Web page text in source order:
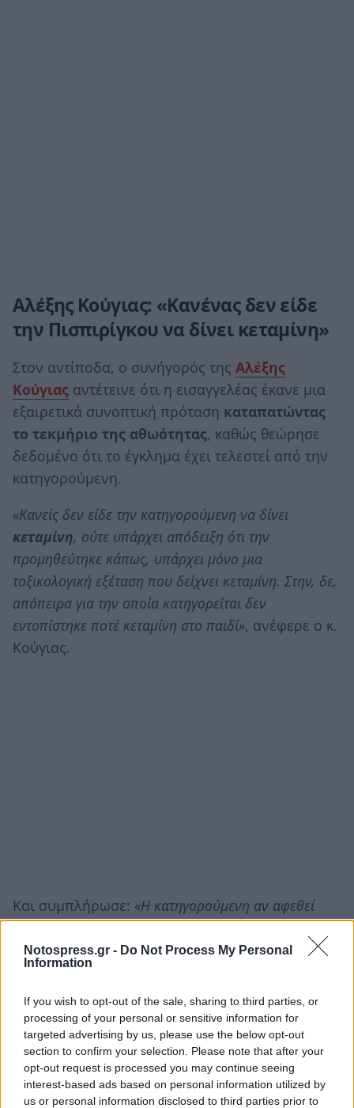
Notospress.gr - Do Not Process My Personal
Information
If you wish to opt-out of the sale, sharing to third parties, or
processing of your personal or sensitive information for
targeted advertising by us, please use the below opt-out
section to confirm your selection. Please note that after your
opt-out request is processed you may continue seeing
interest-based ads based on personal information utilized by
us or personal information disclosed to third parties prior to
Αλέξης Κούγιας: «Κανένας δεν είδε
την Πισπιρίγκου να δίνει κεταμίνη»
Στον αντίποδα, ο συνήγορός της Αλέξης
Κούγιας αντέτεινε ότι η εισαγγελέας έκανε μια
εξαιρετικά συνοπτική πρόταση καταπατώντας
το τεκμήριο της αθωότητας, καθώς θεώρησε
δεδομένο ότι το έγκλημα έχει τελεστεί από την
κατηγορούμενη.
«Κανείς δεν είδε την κατηγορούμενη να δίνει
κεταμίνη, ούτε υπάρχει απόδειξη ότι την
προμηθεύτηκε κάπως, υπάρχει μόνο μια
τοξικολογική εξέταση που δείχνει κεταμίνη. Στην, δε,
απόπειρα για την οποία κατηγορείται δεν
εντοπίστηκε ποτέ κεταμίνη στο παιδί», ανέφερε ο κ.
Κούγιας.
Και συμπλήρωσε: «Η κατηγορούμενη αν αφεθεί
ελεύθερη, έχει γνωστή κατοικία, θα μείνει με τη
μητέρα της στην Αλισσό. Είναι ένα χωριουδάκι με
λίγους κατοίκους για όσους γνωρίζουν. Δεν υπάρχει
κίνδυνος εξόδου από τη χώρα, ούτε τέλεσης άλλων
αδικημάτων, αφού ποτέ δεν προκάλεσε κακό σε
άλλους, ούτε επέδειξε παραβατική συμπεριφορά».
Ακολουθήστε το notospress.grστο Google News και
μάθετε πρώτοιόλες τις ειδήσεις